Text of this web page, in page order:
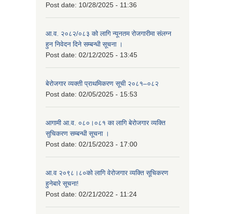
Post date: 10/28/2025 - 11:36
आ.व. २०८२/०८३ को लागि न्यूनतम रोजगारीमा संलग्न
हुन निवेदन दिने सम्बन्धी सूचना ।
Post date: 02/12/2025 - 13:45
बेरोजगार व्यक्ती प्राथमिकरण सूची २०८१–०८२
Post date: 02/05/2025 - 15:53
आगामी आ.व. ०८०।०८१ का लागि बेरोजगार व्यक्ति
सुचिकरण सम्बन्धी सूचना ।
Post date: 02/15/2023 - 17:00
आ.व २०९८।८०को लागि वेरोजगार व्यक्ति सूचिकरण
हुनेबारे सूचना!
Post date: 02/21/2022 - 11:24